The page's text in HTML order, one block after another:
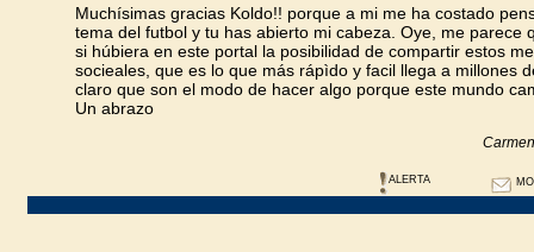
Muchísimas gracias Koldo!! porque a mi me ha costado
tema del futbol y tu has abierto mi cabeza. Oye, me parece
si húbiera en este portal la posibilidad de compartir estos
socieales, que es lo que más rápìdo y facil llega a millones
claro que son el modo de hacer algo porque este mundo
Un abrazo
ALERTA